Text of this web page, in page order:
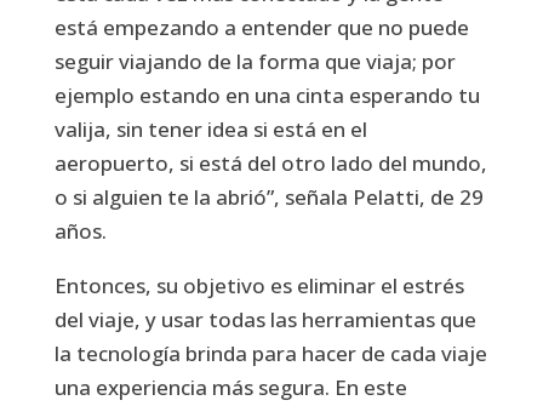
está empezando a entender que no puede
seguir viajando de la forma que viaja; por
ejemplo estando en una cinta esperando tu
valija, sin tener idea si está en el
aeropuerto, si está del otro lado del mundo,
o si alguien te la abrió”, señala Pelatti, de 29
años.
Entonces, su objetivo es eliminar el estrés
del viaje, y usar todas las herramientas que
la tecnología brinda para hacer de cada viaje
una experiencia más segura. En este